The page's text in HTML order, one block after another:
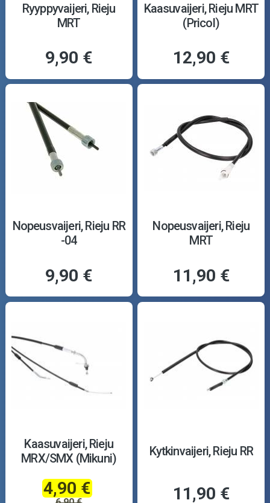
Ryyppyvaijeri, Rieju
MRT
9,90 €
Kaasuvaijeri, Rieju MRT
(Pricol)
12,90 €
Nopeusvaijeri, Rieju RR
-04
9,90 €
Nopeusvaijeri, Rieju
MRT
11,90 €
Kaasuvaijeri, Rieju
MRX/SMX (Mikuni)
4,90 €
Kytkinvaijeri, Rieju RR
11,90 €